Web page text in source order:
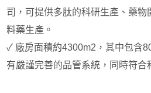
司，可提供多肽的科研生產、藥物
料藥生產。
✓ 廠房面積約4300m2，其中包含
有嚴謹完善的品管系統，同時符合